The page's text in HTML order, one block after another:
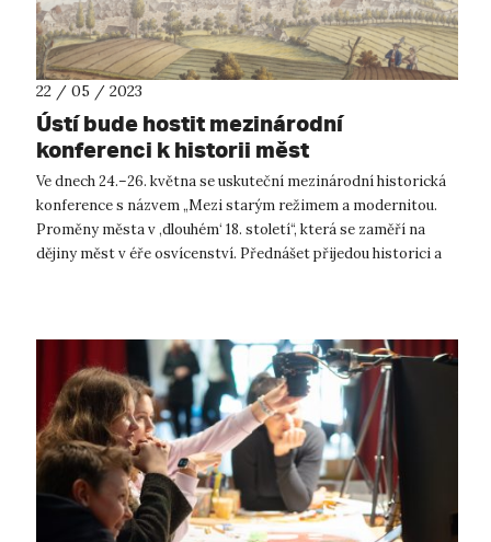
22 / 05 / 2023
Ústí bude hostit mezinárodní
konferenci k historii měst
Ve dnech 24.–26. května se uskuteční mezinárodní historická
konference s názvem „Mezi starým režimem a modernitou.
Proměny města v ,dlouhém‘ 18. století“, která se zaměří na
dějiny měst v éře osvícenství. Přednášet přijedou historici a